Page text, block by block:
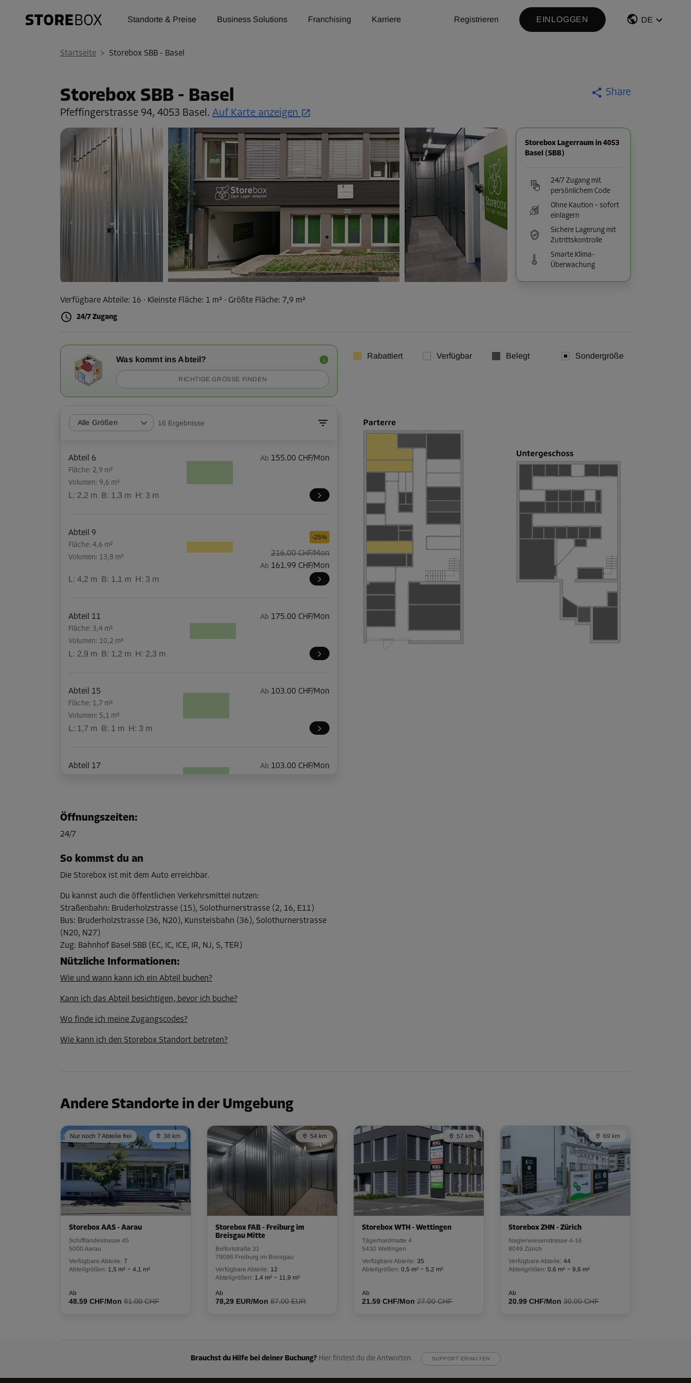
Standorte & Preise Business Solutions Franchising Karriere Registrieren EINLOGGEN DE
Startseite > Storebox SBB - Basel
Storebox SBB - Basel
Pfeffingerstrasse 94, 4053 Basel. Auf Karte anzeigen
Share
Storebox Lagerraum in 4053
Basel (SBB)
24/7 Zugang mit
persönlichem Code
Ohne Kaution – sofort
einlagern
Sichere Lagerung mit
Zutrittskontrolle
Smarte Klima-
Überwachung
Verfügbare Abteile: 16 · Kleinste Fläche: 1 m² · Größte Fläche: 7,9 m²
24/7 Zugang
Was kommt ins Abteil?
RICHTIGE GRÖSSE FINDEN
Alle Größen 16 Ergebnisse
Abteil 6
Fläche: 2,9 m²
Volumen: 9,6 m³
L: 2,2 m B: 1,3 m H: 3 m
Ab 155.00 CHF/Mon
Abteil 9
Fläche: 4,6 m²
Volumen: 13,8 m³
L: 4,2 m B: 1,1 m H: 3 m
-25%
216.00 CHF/Mon
Ab 161.99 CHF/Mon
Abteil 11
Fläche: 3,4 m²
Volumen: 10,2 m³
L: 2,9 m B: 1,2 m H: 2,3 m
Ab 175.00 CHF/Mon
Abteil 15
Fläche: 1,7 m²
Volumen: 5,1 m³
L: 1,7 m B: 1 m H: 3 m
Ab 103.00 CHF/Mon
Abteil 17 Ab 103.00 CHF/Mon
Fläche: 1,2 m²
L:1,8 m B:0,7m H:3 m
Abteil 21
Fläche: 1 m²
Volumen: 3 m³
L:
Ab 65.00 CHF/Mon
Fläche: 1,2 m²
Volumen: 3,6 m³
H: m
L:3m B:1,3m H:3m
Abteil 28
Fläche: 4,5 m²
Volumen: 13,5 m³
m B: 1,1 m H:3m
-25%
213.00 CHF/Mon
159.74 CHF/Mon
Abteil 29
Volumen: 11,4 m³
L:3m B:1,3m
Ab 190.00 CHF/Mon
Abteil 30
Rabattiert Verfügbar Belegt Sondergröße
Öffnungszeiten:
24/7
So kommst du an
Die Storebox ist mit dem Auto erreichbar.
Du kannst auch die öffentlichen Verkehrsmittel nutzen:
Straßenbahn: Bruderholzstrasse (15), Solothurnerstrasse (2, 16, E11)
Bus: Bruderholzstrasse (36, N20), Kunsteisbahn (36), Solothurnerstrasse
(N20, N27)
Zug: Bahnhof Basel SBB (EC, IC, ICE, IR, NJ, S, TER)
Nützliche Informationen:
Wie und wann kann ich ein Abteil buchen?
Kann ich das Abteil besichtigen, bevor ich buche?
Wo finde ich meine Zugangscodes?
Wie kann ich den Storebox Standort betreten?
Andere Standorte in der Umgebung
Nur noch 7 Abteile frei 38 km
Storebox AAS - Aarau
Schiffländestrasse 45
5000 Aarau
Verfügbare Abteile: 7
Abteilgrößen: 1,5 m² - 4,1 m²
Ab
48.59 CHF/Mon 81.00 CHF
54 km
Storebox FAB - Freiburg im
Breisgau Mitte
Belfortstraße 31
79098 Freiburg im Breisgau
Verfügbare Abteile: 12
Abteilgrößen: 1,4 m² - 11,9 m²
Ab
78,29 EUR/Mon 87,00 EUR
57 km
Storebox WTH - Wettingen
Tägerhardmatte 4
5430 Wettingen
Verfügbare Abteile: 35
Abteilgrößen: 0,5 m² - 5,2 m²
Ab
21.59 CHF/Mon 27.00 CHF
69 km
Storebox ZHN - Zürich
Naglerwiesenstrasse 4-16
8049 Zürich
Verfügbare Abteile: 44
Abteilgrößen: 0,6 m² - 9,6 m²
Ab
20.99 CHF/Mon 30.00 CHF
Brauchst du Hilfe bei deiner Buchung? Hier findest du die Antworten. SUPPORT ERHALTEN